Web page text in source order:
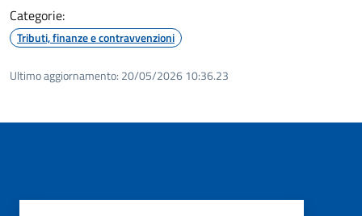
Categorie:
Tributi, finanze e contravvenzioni
Ultimo aggiornamento: 20/05/2026 10:36.23